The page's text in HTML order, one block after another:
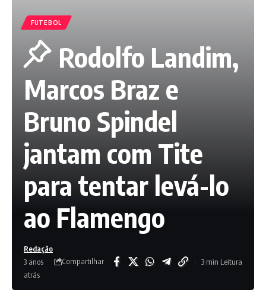
FUTEBOL
Rodolfo Landim,
Marcos Braz e
Bruno Spindel
jantam com Tite
para tentar levá-lo
ao Flamengo
Redação
3 anos
atrás
Compartilhar 3 min Leitura